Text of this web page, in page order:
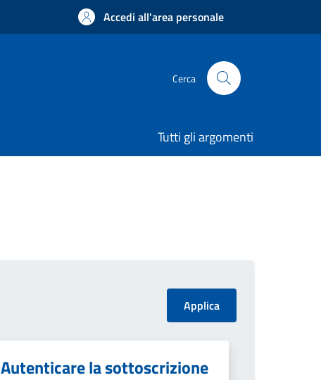
Accedi all'area personale
Cerca
Tutti gli argomenti
Autenticare la sottoscrizione